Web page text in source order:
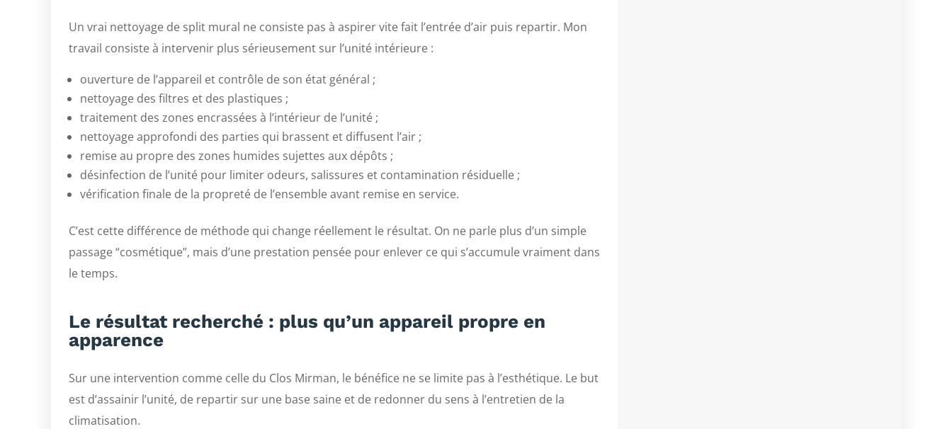
Un vrai nettoyage de split mural ne consiste pas à aspirer vite fait l’entrée d’air puis repartir. Mon
travail consiste à intervenir plus sérieusement sur l’unité intérieure :
ouverture de l’appareil et contrôle de son état général ;
nettoyage des filtres et des plastiques ;
traitement des zones encrassées à l’intérieur de l’unité ;
nettoyage approfondi des parties qui brassent et diffusent l’air ;
remise au propre des zones humides sujettes aux dépôts ;
désinfection de l’unité pour limiter odeurs, salissures et contamination résiduelle ;
vérification finale de la propreté de l’ensemble avant remise en service.
C’est cette différence de méthode qui change réellement le résultat. On ne parle plus d’un simple
passage “cosmétique”, mais d’une prestation pensée pour enlever ce qui s’accumule vraiment dans
le temps.
Le résultat recherché : plus qu’un appareil propre en
apparence
Sur une intervention comme celle du Clos Mirman, le bénéfice ne se limite pas à l’esthétique. Le but
est d’assainir l’unité, de repartir sur une base saine et de redonner du sens à l’entretien de la
climatisation.